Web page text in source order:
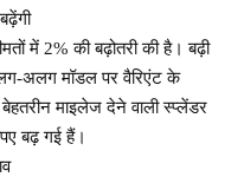
में 2% की बढ़ोतरी की है। बढ़ी
अलग मॉडल पर वैरिएंट के
माइलेज देने वाली स्प्लेंडर
बढ़ गई हैं।